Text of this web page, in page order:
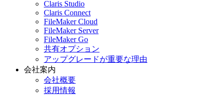
Claris Studio
Claris Connect
FileMaker Cloud
FileMaker Server
FileMaker Go
共有オプション
アップグレードが重要な理由
会社案内
会社概要
採用情報